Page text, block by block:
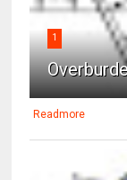
1
Readmore